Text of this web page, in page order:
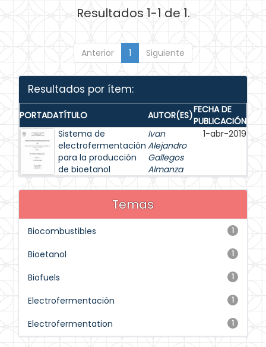
Resultados 1-1 de 1.
Anterior 1 Siguiente
Resultados por ítem:
PORTADATÍTULO AUTOR(ES)FECHA DE
PUBLICACIÓN
Sistema de
electrofermentación
para la producción
de bioetanol
Ivan
Alejandro
Gallegos
Almanza
1-abr-2019
Temas
1
Biocombustibles
1
Bioetanol
1
Biofuels
1
Electrofermentación
1
Electrofermentation